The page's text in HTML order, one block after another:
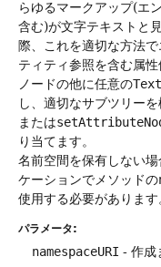
らゆるマークアップ(エ
含む)が文字テキストと
際、これを適切な方法
ティティ参照を含む属
ノードの他に任意のText
し、適切なサブツリーを
または
り当てます。
名前空間を保有しない場
ケーションでメソッドの
使用する必要があります
パラメータ:
namespaceURI - 作成